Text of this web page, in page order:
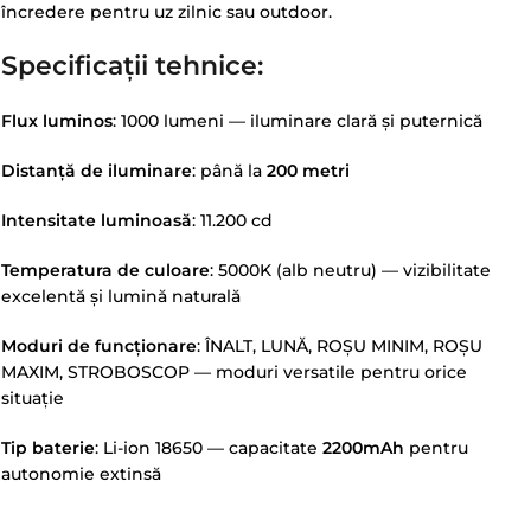
încredere pentru uz zilnic sau outdoor.
Specificații tehnice:
Flux luminos: 1000 lumeni — iluminare clară și puternică
Distanță de iluminare: până la 200 metri
Intensitate luminoasă: 11.200 cd
Temperatura de culoare: 5000K (alb neutru) — vizibilitate
excelentă și lumină naturală
Moduri de funcționare: ÎNALT, LUNĂ, ROȘU MINIM, ROȘU
MAXIM, STROBOSCOP — moduri versatile pentru orice
situație
Tip baterie: Li-ion 18650 — capacitate 2200mAh pentru
autonomie extinsă